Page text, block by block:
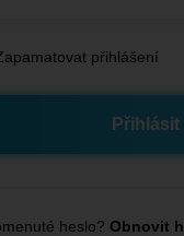
přihlášení
heslo? Obnovit